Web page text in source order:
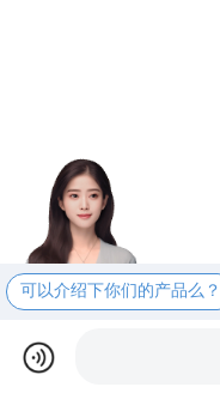
可以介绍下你们的产品么？